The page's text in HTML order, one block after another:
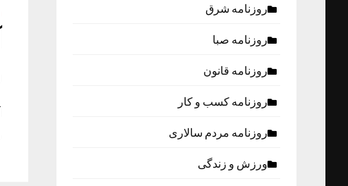
روزنامه شرق
روزنامه صبا
روزنامه قانون
روزنامه كسب و كار
روزنامه مردم سالاری
ورزش و زندگی